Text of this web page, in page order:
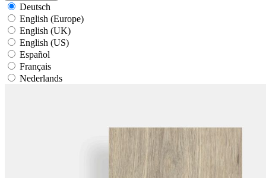
Deutsch
English (Europe)
English (UK)
English (US)
Español
Français
Nederlands